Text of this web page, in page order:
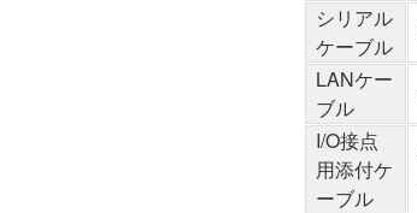
シリアル
ケーブル
LANケー
ブル
I/O接点
用添付ケ
ーブル